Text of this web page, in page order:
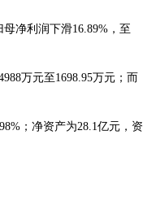
净利润下滑16.89%，至
万元至1698.95万元；而
；净资产为28.1亿元，资